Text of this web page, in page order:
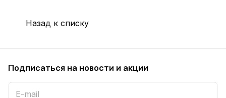
MF8340C,
MF8540C,
MF8550C, MF8
Назад к списку
Подписаться на новости и акции